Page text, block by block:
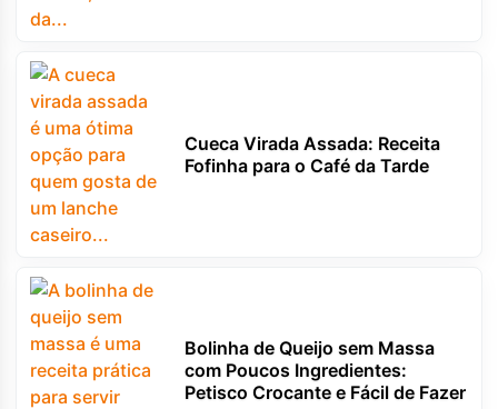
Cueca Virada Assada: Receita
Fofinha para o Café da Tarde
Bolinha de Queijo sem Massa
com Poucos Ingredientes:
Petisco Crocante e Fácil de Fazer